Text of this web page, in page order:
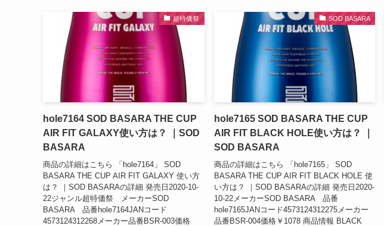
超特価祭
hole7164 SOD BASARA THE CUP
AIR FIT GALAXY使い方は？ ｜SOD
BASARA
商品の詳細はこちら 「hole7164」 SOD
BASARA THE CUP AIR FIT GALAXY 使い方
は？ ｜SOD BASARAの詳細 発売日2020-10-
22ジャンル超特価祭 メーカーSOD
BASARA 品番hole7164JANコード
4573124312268メーカー品番BSR-003価格
SOD BASARA
hole7165 SOD BASARA THE CUP
AIR FIT BLACK HOLE使い方は？ ｜
SOD BASARA
商品の詳細はこちら 「hole7165」 SOD
BASARA THE CUP AIR FIT BLACK HOLE 使
い方は？ ｜SOD BASARAの詳細 発売日2020-
10-22メーカーSOD BASARA 品番
hole7165JANコード4573124312275メーカー
品番BSR-004価格￥1078 商品情報 BLACK